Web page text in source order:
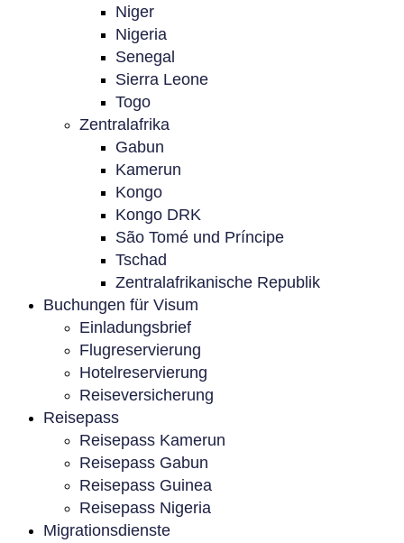
Niger
Nigeria
Senegal
Sierra Leone
Togo
Zentralafrika
Gabun
Kamerun
Kongo
Kongo DRK
São Tomé und Príncipe
Tschad
Zentralafrikanische Republik
Buchungen für Visum
Einladungsbrief
Flugreservierung
Hotelreservierung
Reiseversicherung
Reisepass
Reisepass Kamerun
Reisepass Gabun
Reisepass Guinea
Reisepass Nigeria
Migrationsdienste